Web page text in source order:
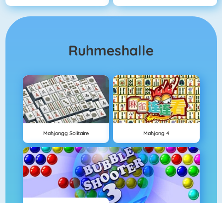
Ruhmeshalle
Mahjongg Solitaire Mahjong 4